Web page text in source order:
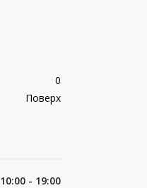
0
Поверх
10:00 - 19:00